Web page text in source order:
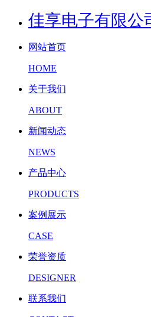
佳享电子有限公
网站首页
HOME
关于我们
ABOUT
新闻动态
NEWS
产品中心
PRODUCTS
案例展示
CASE
荣誉资质
DESIGNER
联系我们